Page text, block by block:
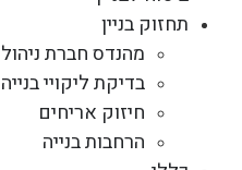
תחזוק בניין
מהנדס חברת ניהול
בדיקת ליקויי בנייה
חיזוק אריחים
הרחבות בנייה